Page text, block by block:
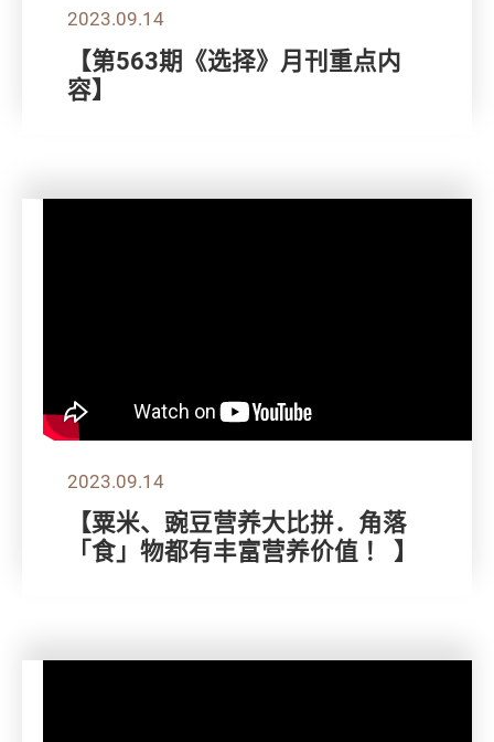
2023.09.14
【第563期《选择》月刊重点内
容】
2023.09.14
【粟米、豌豆营养大比拼．角落
「食」物都有丰富营养价值 ！ 】